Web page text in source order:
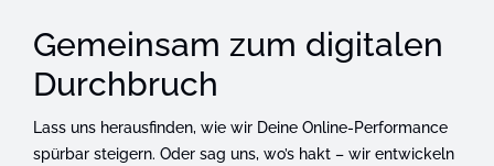
Gemeinsam zum digitalen
Durchbruch
Lass uns herausfinden, wie wir Deine Online-Performance
spürbar steigern. Oder sag uns, wo’s hakt – wir entwickeln